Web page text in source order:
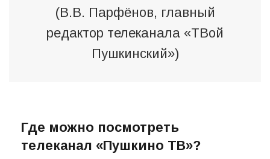
(В.В. Парфёнов, главный
редактор телеканала «ТВой
Пушкинский»)
Где можно посмотреть
телеканал «Пушкино ТВ»?